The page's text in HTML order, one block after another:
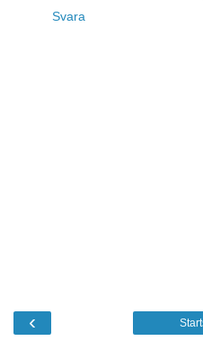
Svara
‹